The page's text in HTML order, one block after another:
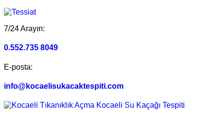
7/24 Arayın:
0.552.735 8049
E-posta:
info@kocaelisukacaktespiti.com